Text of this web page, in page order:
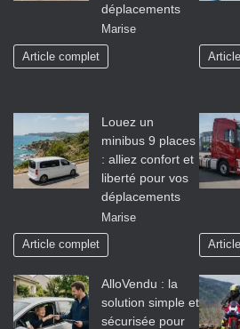
déplacements
Marise
Article complet
Louez un
minibus 9 places
: alliez confort et
liberté pour vos
déplacements
Marise
Article complet
AlloVendu : la
solution simple et
sécurisée pour